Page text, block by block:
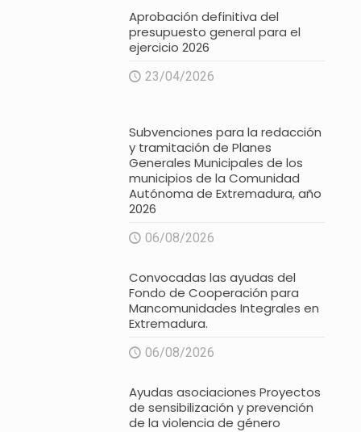
Aprobación definitiva del
presupuesto general para el
ejercicio 2026
23/04/2026
Subvenciones para la redacción
y tramitación de Planes
Generales Municipales de los
municipios de la Comunidad
Autónoma de Extremadura, año
2026
06/08/2026
Convocadas las ayudas del
Fondo de Cooperación para
Mancomunidades Integrales en
Extremadura.
06/08/2026
Ayudas asociaciones Proyectos
de sensibilización y prevención
de la violencia de género